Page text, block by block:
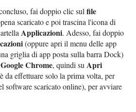
fai doppio clic sulfile
scaricato e poi trascina l'icona di
Applicazioni. Adesso, fai doppio
(oppure apri il menu delle app
griglia di app posta sulla barra Dock)
Google Chrome, quindi suApri
da effettuare solo la prima volta, per
software scaricato online), per avviare